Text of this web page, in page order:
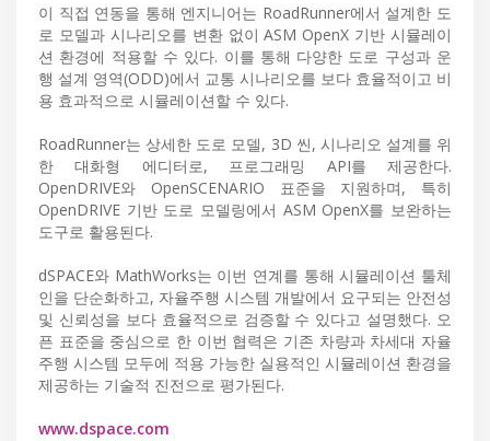
이 직접 연동을 통해 엔지니어는 RoadRunner에서 설계한 도
로 모델과 시나리오를 변환 없이 ASM OpenX 기반 시뮬레이
션 환경에 적용할 수 있다. 이를 통해 다양한 도로 구성과 운
행 설계 영역(ODD)에서 교통 시나리오를 보다 효율적이고 비
용 효과적으로 시뮬레이션할 수 있다.
RoadRunner는 상세한 도로 모델, 3D 씬, 시나리오 설계를 위
한 대화형 에디터로, 프로그래밍 API를 제공한다.
OpenDRIVE와 OpenSCENARIO 표준을 지원하며, 특히
OpenDRIVE 기반 도로 모델링에서 ASM OpenX를 보완하는
도구로 활용된다.
dSPACE와 MathWorks는 이번 연계를 통해 시뮬레이션 툴체
인을 단순화하고, 자율주행 시스템 개발에서 요구되는 안전성
및 신뢰성을 보다 효율적으로 검증할 수 있다고 설명했다. 오
픈 표준을 중심으로 한 이번 협력은 기존 차량과 차세대 자율
주행 시스템 모두에 적용 가능한 실용적인 시뮬레이션 환경을
제공하는 기술적 진전으로 평가된다.
www.dspace.com